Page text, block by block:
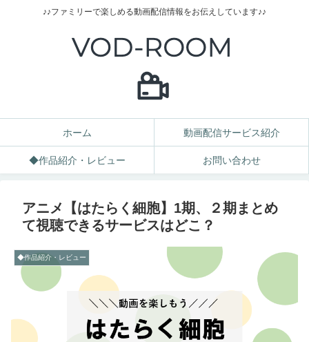
♪♪ファミリーで楽しめる動画配信情報をお伝えしています♪♪
ホーム 動画配信サービス紹介
◆作品紹介・レビュー お問い合わせ
アニメ【はたらく細胞】1期、２期まとめ
て視聴できるサービスはどこ？
◆作品紹介・レビュー